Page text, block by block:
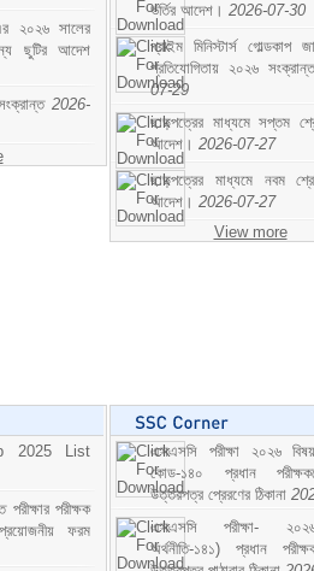
২০২৬ সালের
ছুটির আদেশ
2026-
ভর্তির আদেশ। 2026-07-30
প্রাইম মিনিস্টার্স গোল্ডকাপ
প্রতিযোগিতায় ২০২৬
07-29
ছাড়পত্রের মাধ্যমে সপ্তম
আদেশ। 2026-07-27
ছাড়পত্রের মাধ্যমে নবম
আদেশ। 2026-07-27
View more
2025 List
পরীক্ষক
ফরম
এসএসসি পরীক্ষা ২০২৬
কোড-১৪০ প্রধান
উত্তরপত্র প্রেরণের ঠিকানা
এসএসসি পরীক্ষা-
অর্থনীতি-১৪১) প্রধান